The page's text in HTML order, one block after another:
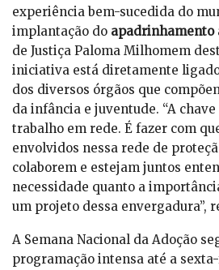
experiência bem-sucedida do
implantação do apadrinhamento
de Justiça Paloma Milhomem
iniciativa está diretamente
dos diversos órgãos que
da infância e juventude. “A chave
trabalho em rede. É fazer com
envolvidos nessa rede de
colaborem e estejam juntos
necessidade quanto a
um projeto dessa envergadura”,
A Semana Nacional da Adoção
programação intensa até a